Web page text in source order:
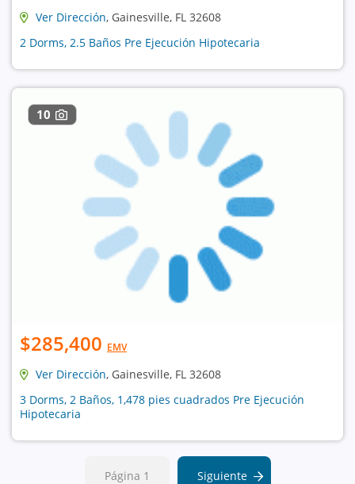
Ver Dirección, Gainesville, FL 32608
2 Dorms, 2.5 Baños Pre Ejecución Hipotecaria
10
$285,400 EMV
Ver Dirección, Gainesville, FL 32608
3 Dorms, 2 Baños, 1,478 pies cuadrados Pre Ejecución
Hipotecaria
Página 1 Siguiente